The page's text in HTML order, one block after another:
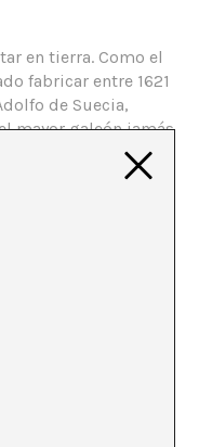
en tierra. Como el
fabricar entre 1621
de Suecia,
mayor galeón jamás
dotación de 30
su triste destino
a escasos
ingenieros
para un
pedir doble
a pique.
consiste en
travesía